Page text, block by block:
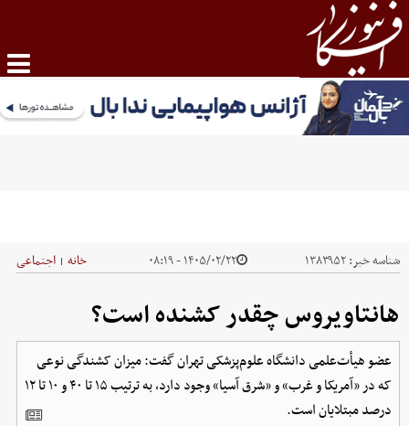
شناسه خبر:۱۳۸۳۹۵۲ ۱۴۰۵/۰۲/۲۲ - ۰۸:۱۹ خانه | اجتماعی
هانتاویروس چقدر کشنده است؟
عضو هیأت‌علمی دانشگاه علوم‌پزشکی تهران گفت: میزان کشندگی نوعی
که در «آمریکا و غرب» و «شرق آسیا» وجود دارد، به ترتیب ۱۵ تا ۴۰ و ۱۰ تا ۱۲
درصد مبتلایان است.